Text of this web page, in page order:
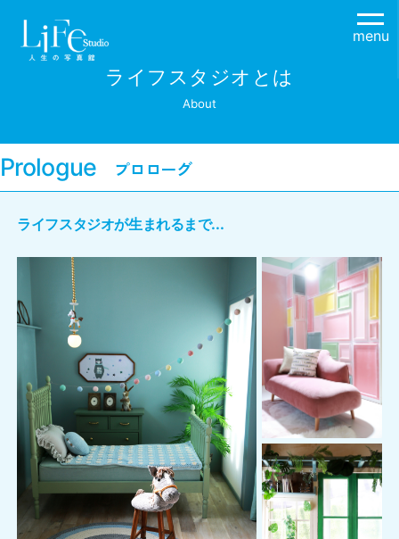
menu
ライフスタジオとは
About
Prologue
ライフスタジオが生まれるまで...